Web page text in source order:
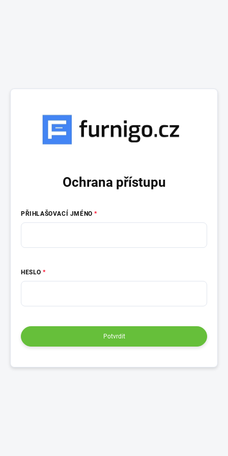
Ochrana přístupu
PŘIHLAŠOVACÍ JMÉNO
HESLO
Potvrdit